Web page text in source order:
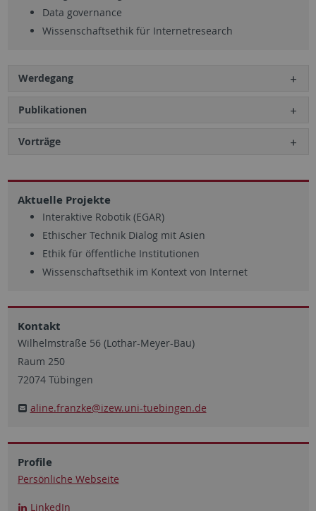
Data governance
Wissenschaftsethik für Internetresearch
Werdegang
Publikationen
Vorträge
Aktuelle Projekte
Interaktive Robotik (EGAR)
Ethischer Technik Dialog mit Asien
Ethik für öffentliche Institutionen
Wissenschaftsethik im Kontext von Internet
Kontakt
Wilhelmstraße 56 (Lothar-Meyer-Bau)
Raum 250
72074 Tübingen
aline.franzke@izew.uni-tuebingen.de
Profile
Persönliche Webseite
LinkedIn